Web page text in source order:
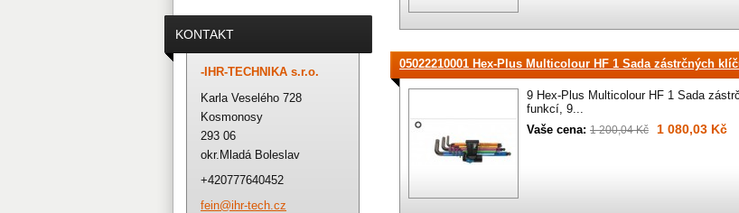
05022210001 Hex-Plus Multicolour HF 1 Sada zástrčných
9 Hex-Plus Multicolour HF 1 Sada
funkcí, 9...
Vaše cena: 1 200,04 Kč 1 080,03 Kč
KONTAKT
-IHR-TECHNIKA s.r.o.
Karla Veselého 728
Kosmonosy
293 06
okr.Mladá Boleslav
+420777640452
fein@ihr-tech.cz